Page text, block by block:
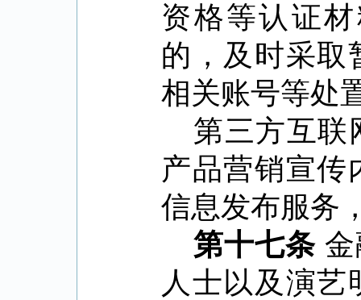
资格等认证
的，及时采取
相关账号等处
第三方互联
产品营销宣传
信息发布服务
第十七条
人士以及演